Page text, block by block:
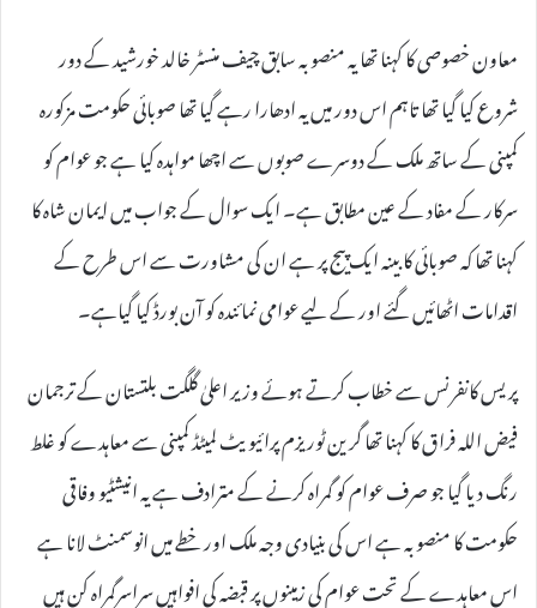
معاون خصوصی کا کہنا تھا یہ منصوبہ سابق چیف منسٹر خالد خورشید کے دور
شروع کیا گیا تھا تاہم اس دور میں یہ ادھارا رہے گیا تھا صوبائی حکومت مزکورہ
کمپنی کے ساتھ ملک کے دوسرے صوبوں سے اچھا مواہدہ کیا ہے جو عوام کو
سرکار کے مفاد کے عین مطابق ہے۔ ایک سوال کے جواب میں ایمان شاہ کا
کہنا تھا کہ صوبائی کابینہ ایک پیج پر ہے ان کی مشاورت سے اس طرح کے
اقدامات اٹھائیں گئے اور کے لیے عوامی نمائندہ کو آن بورڈ کیا گیاہے۔
پریس کانفرنس سے خطاب کرتے ہوئے وزیر اعلیٰ گلگت بلتستان کے ترجمان
فیض اللہ فراق کا کہنا تھا گرین ٹوریزم پرائیویٹ لمیٹڈ کمپنی سے معاہدے کو غلط
رنگ دیا گیا جو صرف عوام کو گمراہ کرنے کے مترادف ہے یہ انیشٹیو وفاقی
حکومت کا منصوبہ ہے اس کی بنیادی وجہ ملک اور خطے میں انوسمنٹ لانا ہے
اس معاہدے کے تحت عوام کی زمینوں پر قبضہ کی افواہیں سراسرگمراہ کن ہیں